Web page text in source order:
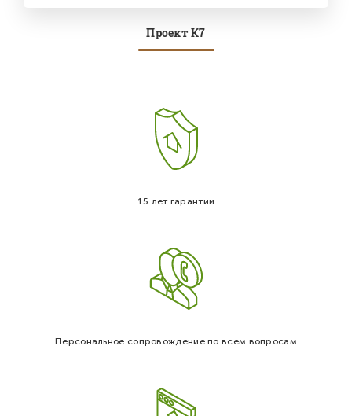
Проект К7
15 лет гарантии
Персональное сопровождение по всем вопросам